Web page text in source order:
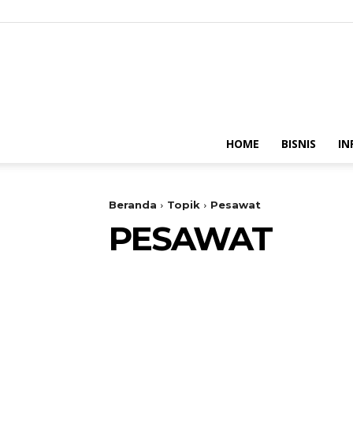
HOME BISNIS
Beranda Topik Pesawat
PESAWAT